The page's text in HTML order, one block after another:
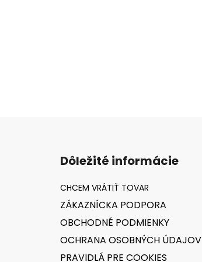
Dôležité informácie
ZÁKAZNÍCKA PODPORA
OBCHODNÉ PODMIENKY
OCHRANA OSOBNÝCH ÚDAJOV
PRAVIDLÁ PRE COOKIES